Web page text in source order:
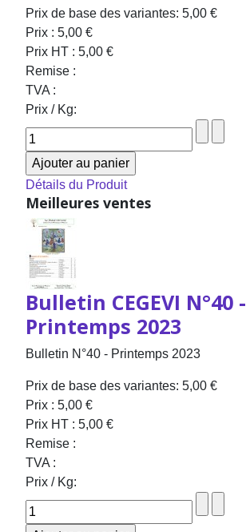
Prix de base des variantes: 5,00 €
Prix : 5,00 €
Prix HT : 5,00 €
Remise :
TVA :
Prix / Kg:
Détails du Produit
Meilleures ventes
Bulletin CEGEVI N°40 -
Printemps 2023
Bulletin N°40 - Printemps 2023
Prix de base des variantes: 5,00 €
Prix : 5,00 €
Prix HT : 5,00 €
Remise :
TVA :
Prix / Kg: